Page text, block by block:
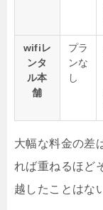
wifiレ
ンタ
ル本
舗
プラ
ンな
し
大幅な料金の差
れば重ねるほど
越したことはな